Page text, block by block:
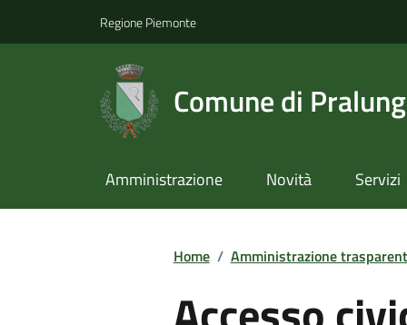
Regione Piemonte
Comune di
Amministrazione Novità Servizi
Home / Amministrazione